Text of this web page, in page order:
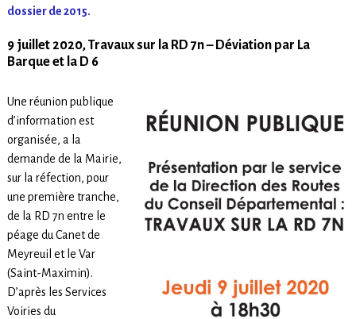
dossier de 2015.
9 juillet 2020, Travaux sur la RD 7n – Déviation par La
Barque et la D 6
Une réunion publique
d’information est
organisée, a la
demande de la Mairie,
sur la réfection, pour
une première tranche,
de la RD 7n entre le
péage du Canet de
Meyreuil et le Var
(Saint-Maximin).
D’après les Services
Voiries du